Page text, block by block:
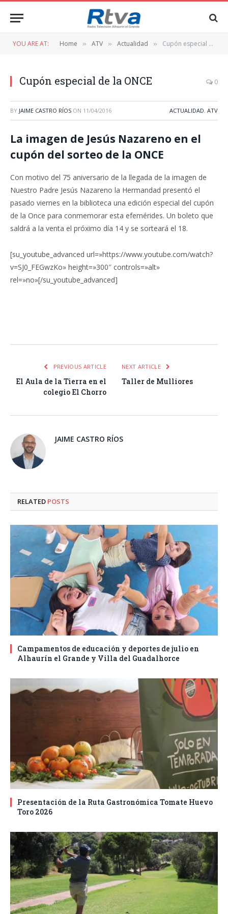
YOU ARE AT: Home » ATV » Actualidad » Cupón especial de la ONCE
Cupón especial de la ONCE 0
BY JAIME CASTRO RÍOS ON 11/04/2016 ACTUALIDAD, ATV
La imagen de Jesús Nazareno en el
cupón del sorteo de la ONCE
Con motivo del 75 aniversario de la llegada de la imagen de
Nuestro Padre Jesús Nazareno la Hermandad presentó el
pasado viernes en la biblioteca una edición especial del cupón
de la Once para conmemorar esta efemérides. Un boleto que
saldrá a la venta el próximo día 14 y se sorteará el 18.
[su_youtube_advanced url=»https://www.youtube.com/watch?
v=SJ0_FEGwzKo» height=»300″ controls=»alt»
rel=»no»[/su_youtube_advanced]
PREVIOUS ARTICLE
El Aula de la Tierra en el
colegio El Chorro
NEXT ARTICLE
Taller de Mulliores
JAIME CASTRO RÍOS
RELATED POSTS
Campamentos de educación y deportes de julio en
Alhaurín el Grande y Villa del Guadalhorce
Presentación de la Ruta Gastronómica Tomate Huevo
Toro 2026